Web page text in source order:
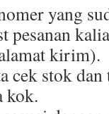
yang
pesanan
kirim).
cek stok dan
kok.